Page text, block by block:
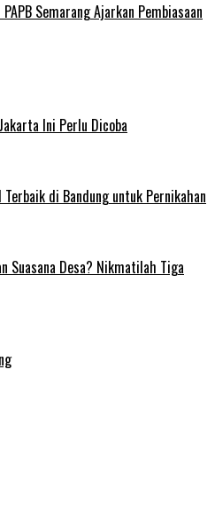
Semarang Ajarkan Pembiasaan
Ini Perlu Dicoba
di Bandung untuk Pernikahan
Suasana Desa? Nikmatilah Tiga